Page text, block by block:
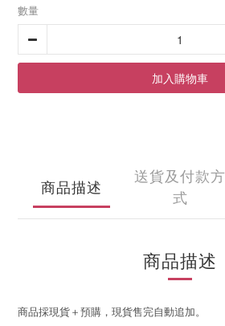
數量
加入購物車
商品描述
送貨及付款方
式
商品描述
商品採現貨＋預購，現貨售完自動追加。